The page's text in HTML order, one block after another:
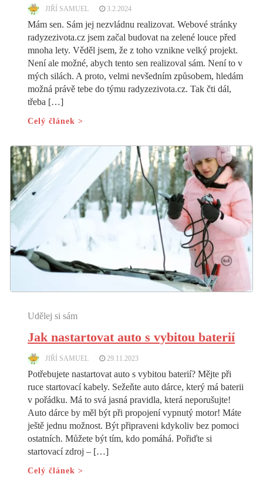
JIŘÍ SAMUEL 3.2.2024
Mám sen. Sám jej nezvládnu realizovat. Webové stránky
radyzezivota.cz jsem začal budovat na zelené louce před
mnoha lety. Věděl jsem, že z toho vznikne velký projekt.
Není ale možné, abych tento sen realizoval sám. Není to v
mých silách. A proto, velmi nevšedním způsobem, hledám
možná právě tebe do týmu radyzezivota.cz. Tak čti dál,
třeba […]
Celý článek >
Udělej si sám
Jak nastartovat auto s vybitou baterií
JIŘÍ SAMUEL 29.11.2023
Potřebujete nastartovat auto s vybitou baterií? Mějte při
ruce startovací kabely. Sežeňte auto dárce, který má baterii
v pořádku. Má to svá jasná pravidla, která neporušujte!
Auto dárce by měl být při propojení vypnutý motor! Máte
ještě jednu možnost. Být připraveni kdykoliv bez pomoci
ostatních. Můžete být tím, kdo pomáhá. Pořiďte si
startovací zdroj – […]
Celý článek >